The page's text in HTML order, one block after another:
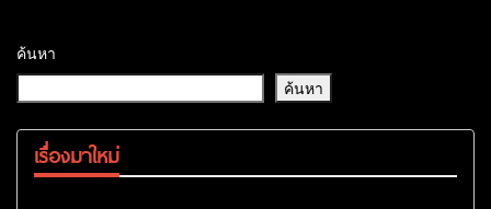
ค้นหา
ค้นหา
เรื่องมาใหม่